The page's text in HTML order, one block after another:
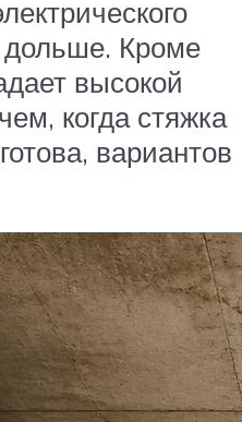
дольше. Кроме
высокой
когда стяжка
вариантов